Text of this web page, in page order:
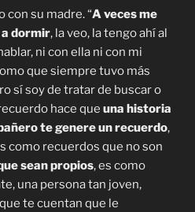
con su madre. “A veces me
a dormir, la veo, la tengo ahí al
ni con ella ni con mi
que siempre tuvo más
sí soy de tratar de buscar o
hace que una historia
te genere un recuerdo,
como recuerdos que no son
sean propios, es como
una persona tan joven,
te cuentan que le